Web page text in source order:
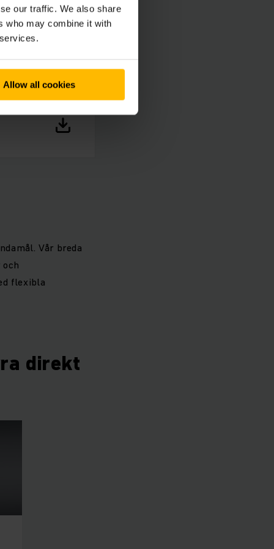
our traffic. We also share
who may combine it with
Allow all cookies
Vår breda
flexibla
direkt